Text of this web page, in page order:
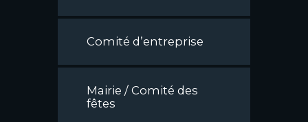
Comité d’entreprise
Mairie / Comité des
fêtes